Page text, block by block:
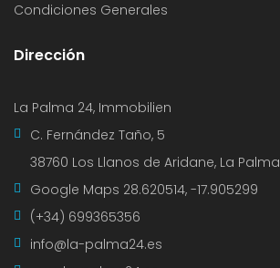
Condiciones Generales
Dirección
La Palma 24, Immobilien
C. Fernández Taño, 5
38760 Los Llanos de Aridane, La Palma
Google Maps 28.620514, -17.905299
(+34) 699365356
info@la-palma24.es